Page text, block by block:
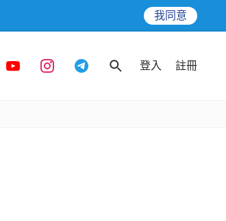
我同意
登入 註冊